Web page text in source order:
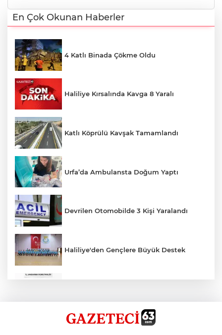
En Çok Okunan Haberler
4 Katlı Binada Çökme Oldu
Haliliye Kırsalında Kavga 8 Yaralı
Katlı Köprülü Kavşak Tamamlandı
Urfa’da Ambulansta Doğum Yaptı
Devrilen Otomobilde 3 Kişi Yaralandı
Haliliye'den Gençlere Büyük Destek
Hikmet Başak’tan Ulaşım Çalışması